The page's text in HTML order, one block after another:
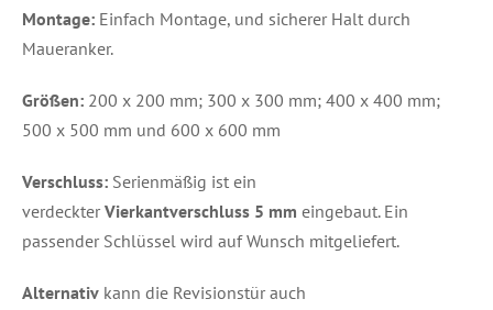
Montage: Einfach Montage, und sicherer Halt durch
Maueranker.
Größen: 200 x 200 mm; 300 x 300 mm; 400 x 400 mm;
500 x 500 mm und 600 x 600 mm
Verschluss: Serienmäßig ist ein
verdeckter Vierkantverschluss 5 mm eingebaut. Ein
passender Schlüssel wird auf Wunsch mitgeliefert.
Alternativ kann die Revisionstür auch